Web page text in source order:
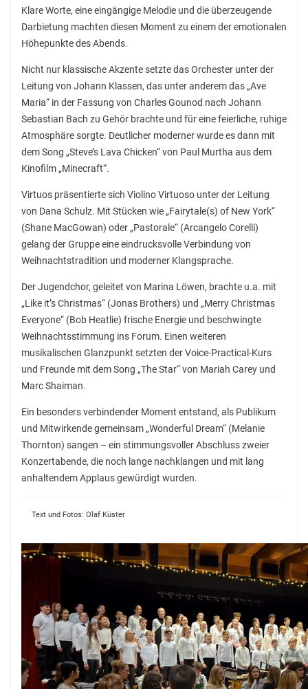
Klare Worte, eine eingängige Melodie und die überzeugende
Darbietung machten diesen Moment zu einem der emotionalen
Höhepunkte des Abends.
Nicht nur klassische Akzente setzte das Orchester unter der
Leitung von Johann Klassen, das unter anderem das „Ave
Maria“ in der Fassung von Charles Gounod nach Johann
Sebastian Bach zu Gehör brachte und für eine feierliche, ruhige
Atmosphäre sorgte. Deutlicher moderner wurde es dann mit
dem Song „Steve’s Lava Chicken“ von Paul Murtha aus dem
Kinofilm „Minecraft“.
Virtuos präsentierte sich Violino Virtuoso unter der Leitung
von Dana Schulz. Mit Stücken wie „Fairytale(s) of New York“
(Shane MacGowan) oder „Pastorale“ (Arcangelo Corelli)
gelang der Gruppe eine eindrucksvolle Verbindung von
Weihnachtstradition und moderner Klangsprache.
Der Jugendchor, geleitet von Marina Löwen, brachte u.a. mit
„Like it’s Christmas“ (Jonas Brothers) und „Merry Christmas
Everyone“ (Bob Heatlie) frische Energie und beschwingte
Weihnachtsstimmung ins Forum. Einen weiteren
musikalischen Glanzpunkt setzten der Voice-Practical-Kurs
und Freunde mit dem Song „The Star“ von Mariah Carey und
Marc Shaiman.
Ein besonders verbindender Moment entstand, als Publikum
und Mitwirkende gemeinsam „Wonderful Dream“ (Melanie
Thornton) sangen – ein stimmungsvoller Abschluss zweier
Konzertabende, die noch lange nachklangen und mit lang
anhaltendem Applaus gewürdigt wurden.
Text und Fotos: Olaf Küster